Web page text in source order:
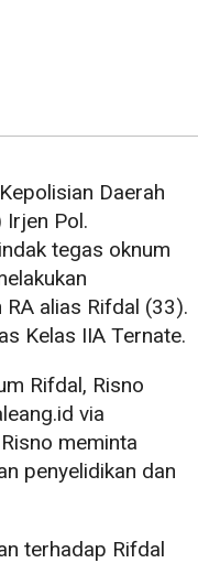
Daerah
Irjen Pol.
tegas oknum
alias Rifdal (33).
Kelas IIA Ternate.
Rifdal, Risno
via
meminta
penyelidikan dan
terhadap Rifdal